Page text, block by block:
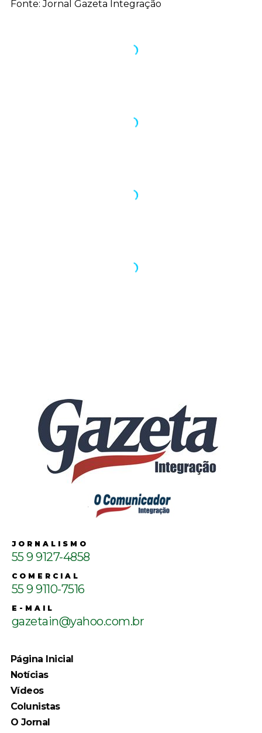
Fonte: Jornal Gazeta Integração
JORNALISMO
55 9 9127-4858
COMERCIAL
55 9 9110-7516
E-MAIL
gazetain@yahoo.com.br
Página Inicial
Notícias
Vídeos
Colunistas
O Jornal